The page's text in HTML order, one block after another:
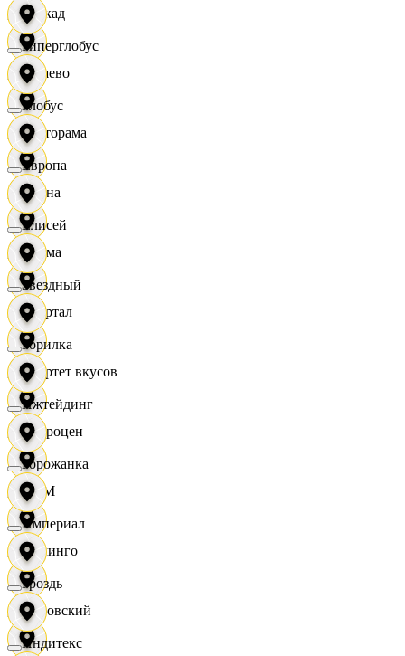
Каскад
Дёшево
Касторама
Диана
Дисма
Квартал
Квартет вкусов
Доброцен
ДОМ
Доминго
Кировский
Гиперглобус
Глобус
Европа
Елисей
Звездный
Горилка
Ижтейдинг
Горожанка
Империал
Гроздь
Индитекс